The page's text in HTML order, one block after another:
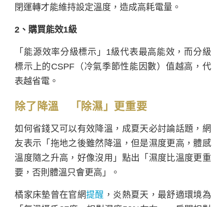
閉運轉才能維持設定溫度，造成高耗電量。
2、購買能效1級
「能源效率分級標示」1級代表最高能效，而分級
標示上的CSPF（冷氣季節性能因數）值越高，代
表越省電。
除了降溫 「除濕」更重要
如何省錢又可以有效降溫，成夏天必討論話題，網
友表示「拖地之後雖然降溫，但是濕度更高，體感
溫度隨之升高，好像沒用」點出「濕度比溫度更重
要，否則體溫只會更高」。
橘家床墊曾在官網提醒 ，炎熱夏天，最舒適環境為